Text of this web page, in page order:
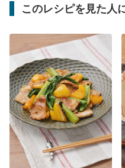
このレシピを見た人